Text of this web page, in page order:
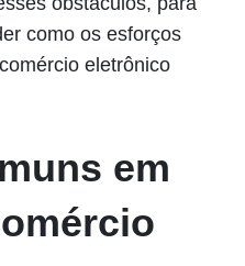
como os esforços
eletrônico
em